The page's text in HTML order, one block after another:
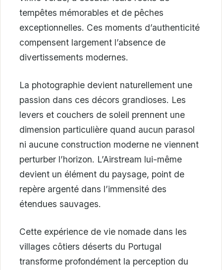
tempêtes mémorables et de pêches
exceptionnelles. Ces moments d’authenticité
compensent largement l’absence de
divertissements modernes.
La photographie devient naturellement une
passion dans ces décors grandioses. Les
levers et couchers de soleil prennent une
dimension particulière quand aucun parasol
ni aucune construction moderne ne viennent
perturber l’horizon. L’Airstream lui-même
devient un élément du paysage, point de
repère argenté dans l’immensité des
étendues sauvages.
Cette expérience de vie nomade dans les
villages côtiers déserts du Portugal
transforme profondément la perception du